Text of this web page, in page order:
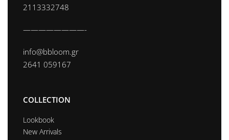
2113332748
————————-
info@bbloom.gr
2641 059167
COLLECTION
Lookbook
New Arrivals